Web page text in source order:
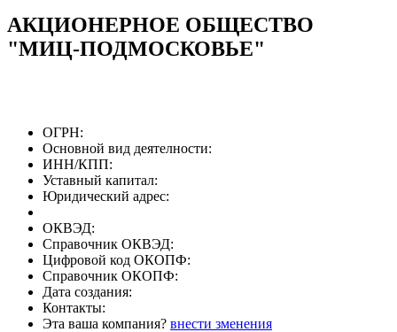
АКЦИОНЕРНОЕ ОБЩЕСТВО
"МИЦ-ПОДМОСКОВЬЕ"
ОГРН:
Основной вид деятелности:
ИНН/КПП:
Уставный капитал:
Юридический адрес:
ОКВЭД:
Справочник ОКВЭД:
Цифровой код ОКОПФ:
Справочник ОКОПФ:
Дата создания:
Контакты:
Эта ваша компания? внести зменения